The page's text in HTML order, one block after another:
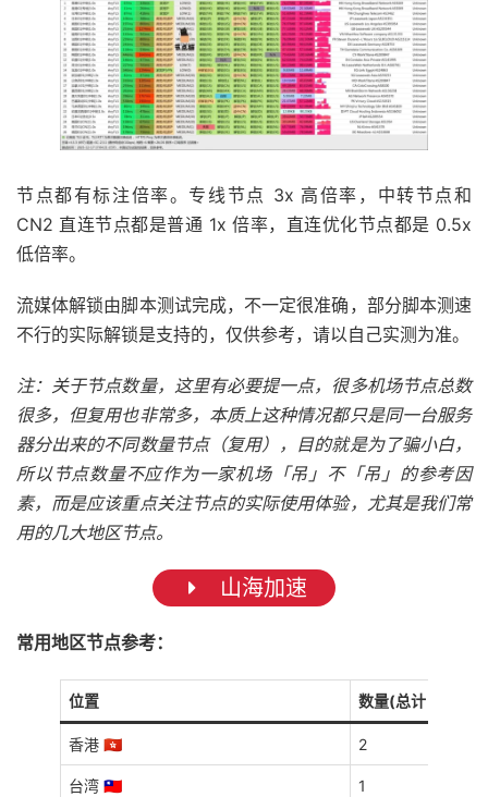
节点都有标注倍率。专线节点 3x 高倍率，中转节点和
CN2 直连节点都是普通 1x 倍率，直连优化节点都是 0.5x
低倍率。
流媒体解锁由脚本测试完成，不一定很准确，部分脚本测速
不行的实际解锁是支持的，仅供参考，请以自己实测为准。
注：关于节点数量，这里有必要提一点，很多机场节点总数
很多，但复用也非常多，本质上这种情况都只是同一台服务
器分出来的不同数量节点（复用），目的就是为了骗小白，
所以节点数量不应作为一家机场「吊」不「吊」的参考因
素，而是应该重点关注节点的实际使用体验，尤其是我们常
用的几大地区节点。
山海加速
常用地区节点参考：
位置 数量(总计 9 个)
香港 🇭🇰 2
台湾 🇹🇼 1